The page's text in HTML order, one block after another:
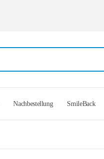
Nachbestellung SmileBack